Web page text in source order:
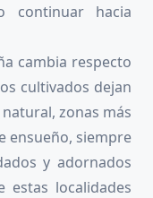
continuar hacia
cambia respecto
cultivados dejan
zonas más
ensueño, siempre
y adornados
estas localidades